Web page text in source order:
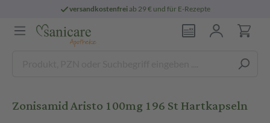
versandkostenfreiab 29 € und für E-Rezepte
Zonisamid Aristo 100mg 196 St Hartkapseln